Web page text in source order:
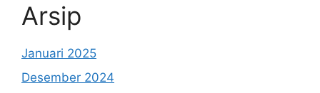
Arsip
Januari 2025
Desember 2024